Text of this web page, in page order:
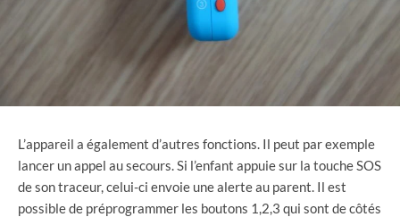
L’appareil a également d’autres fonctions. Il peut par exemple
lancer un appel au secours. Si l’enfant appuie sur la touche SOS
de son traceur, celui-ci envoie une alerte au parent. Il est
possible de préprogrammer les boutons 1,2,3 qui sont de côtés